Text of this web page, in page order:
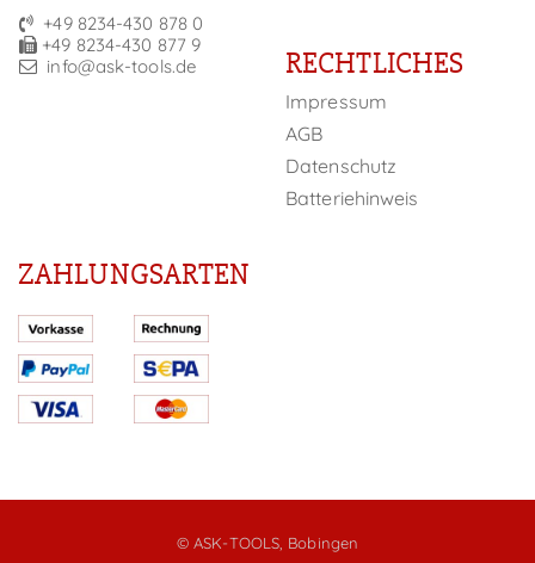
+49 8234-430 878 0
+49 8234-430 877 9
info@ask-tools.de
RECHTLICHES
Impressum
AGB
Datenschutz
Batteriehinweis
ZAHLUNGSARTEN
© ASK-TOOLS, Bobingen